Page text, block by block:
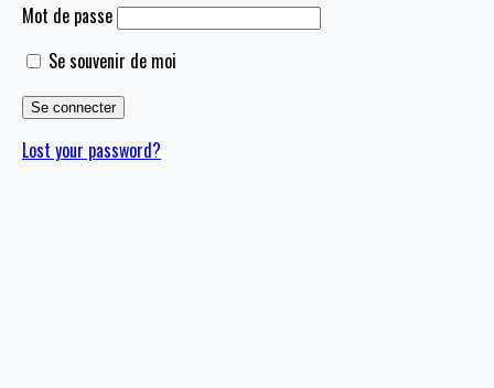
Mot de passe
Se souvenir de moi
Lost your password?